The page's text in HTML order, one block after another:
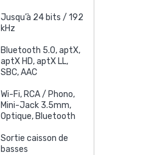
Jusqu’à 24 bits / 192
kHz
Bluetooth 5.0, aptX,
aptX HD, aptX LL,
SBC, AAC
Wi-Fi, RCA / Phono,
Mini-Jack 3.5mm,
Optique, Bluetooth
Sortie caisson de
basses